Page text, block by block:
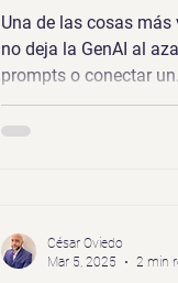
Una de las cosas más
no deja la GenAI al
prompts o conectar
César Oviedo
Mar 5, 2025
2 min